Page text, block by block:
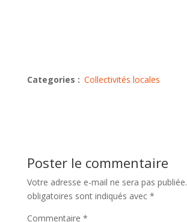
Categories : Collectivités locales
Poster le commentaire
Votre adresse e-mail ne sera pas publiée.
obligatoires sont indiqués avec *
Commentaire *